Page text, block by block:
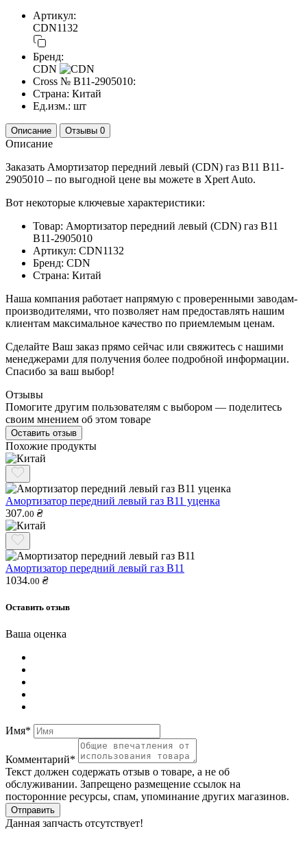
Артикул:
CDN1132
Бренд:
CDN
Cross № B11-2905010:
Страна: Китай
Ед.изм.: шт
Описание Отзывы 0
Описание
Заказать Амортизатор передний левый (CDN) газ B11 B11-
2905010 – по выгодной цене вы можете в Xpert Auto.
Вот некоторые ключевые характеристики:
Товар: Амортизатор передний левый (CDN) газ B11
B11-2905010
Артикул: CDN1132
Бренд: CDN
Страна: Китай
Наша компания работает напрямую с проверенными заводам-
производителями, что позволяет нам предоставлять нашим
клиентам максимальное качество по приемлемым ценам.
Сделайте Ваш заказ прямо сейчас или свяжитесь с нашими
менеджерами для получения более подробной информации.
Спасибо за ваш выбор!
Отзывы
Помогите другим пользователям с выбором — поделитесь
своим мнением об этом товаре
Оставить отзыв
Похожие продукты
Амортизатор передний левый газ B11 уценка
307.00 ₴
Амортизатор передний левый газ B11
1034.00 ₴
Оставить отзыв
Ваша оценка
Имя*
Комментарий*
Текст должен содержать отзыв о товаре, а не об
обслуживании. Запрещено размещение ссылок на
посторонние ресурсы, спам, упоминание других магазинов.
Отправить
Данная запчасть отсутствует!